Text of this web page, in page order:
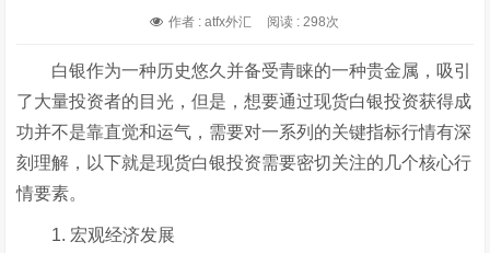
作者 : atfx外汇 阅读 : 298次
白银作为一种历史悠久并备受青睐的一种贵金属，吸引
了大量投资者的目光，但是，想要通过现货白银投资获得成
功并不是靠直觉和运气，需要对一系列的关键指标行情有深
刻理解，以下就是现货白银投资需要密切关注的几个核心行
情要素。
1. 宏观经济发展